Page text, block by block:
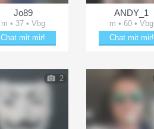
Jo89
m • 37 • Vbg
Chat mit mir!
ANDY_1
m • 60 • Vbg
Chat mit mir!
2